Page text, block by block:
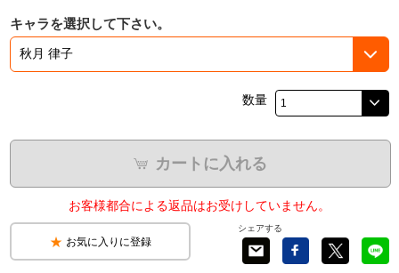
モフモフパレード
キャラを選択して下さい。
数量
カートに入れる
お客様都合による返品はお受けしていません。
お気に入りに登録
シェアする